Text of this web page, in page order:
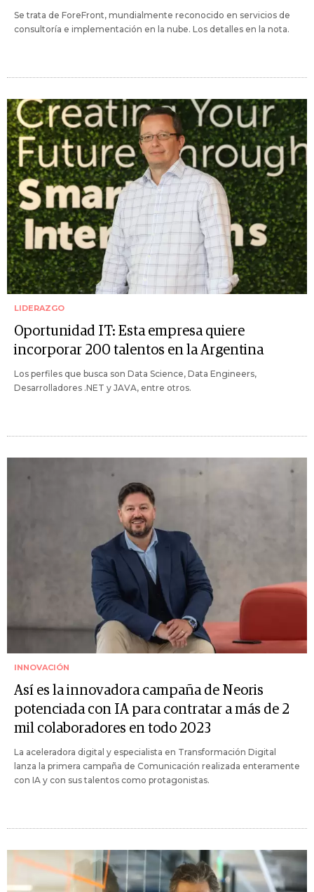
Se trata de ForeFront, mundialmente reconocido en servicios de
consultoría e implementación en la nube. Los detalles en la nota.
LIDERAZGO
Oportunidad IT: Esta empresa quiere
incorporar 200 talentos en la Argentina
Los perfiles que busca son Data Science, Data Engineers,
Desarrolladores .NET y JAVA, entre otros.
INNOVACIÓN
Así es la innovadora campaña de Neoris
potenciada con IA para contratar a más de 2
mil colaboradores en todo 2023
La aceleradora digital y especialista en Transformación Digital
lanza la primera campaña de Comunicación realizada enteramente
con IA y con sus talentos como protagonistas.